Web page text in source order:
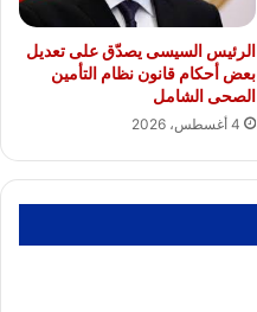
الرئيس السيسى يصدّق على تعديل
بعض أحكام قانون نظام التأمين
الصحى الشامل
4 أغسطس، 2026